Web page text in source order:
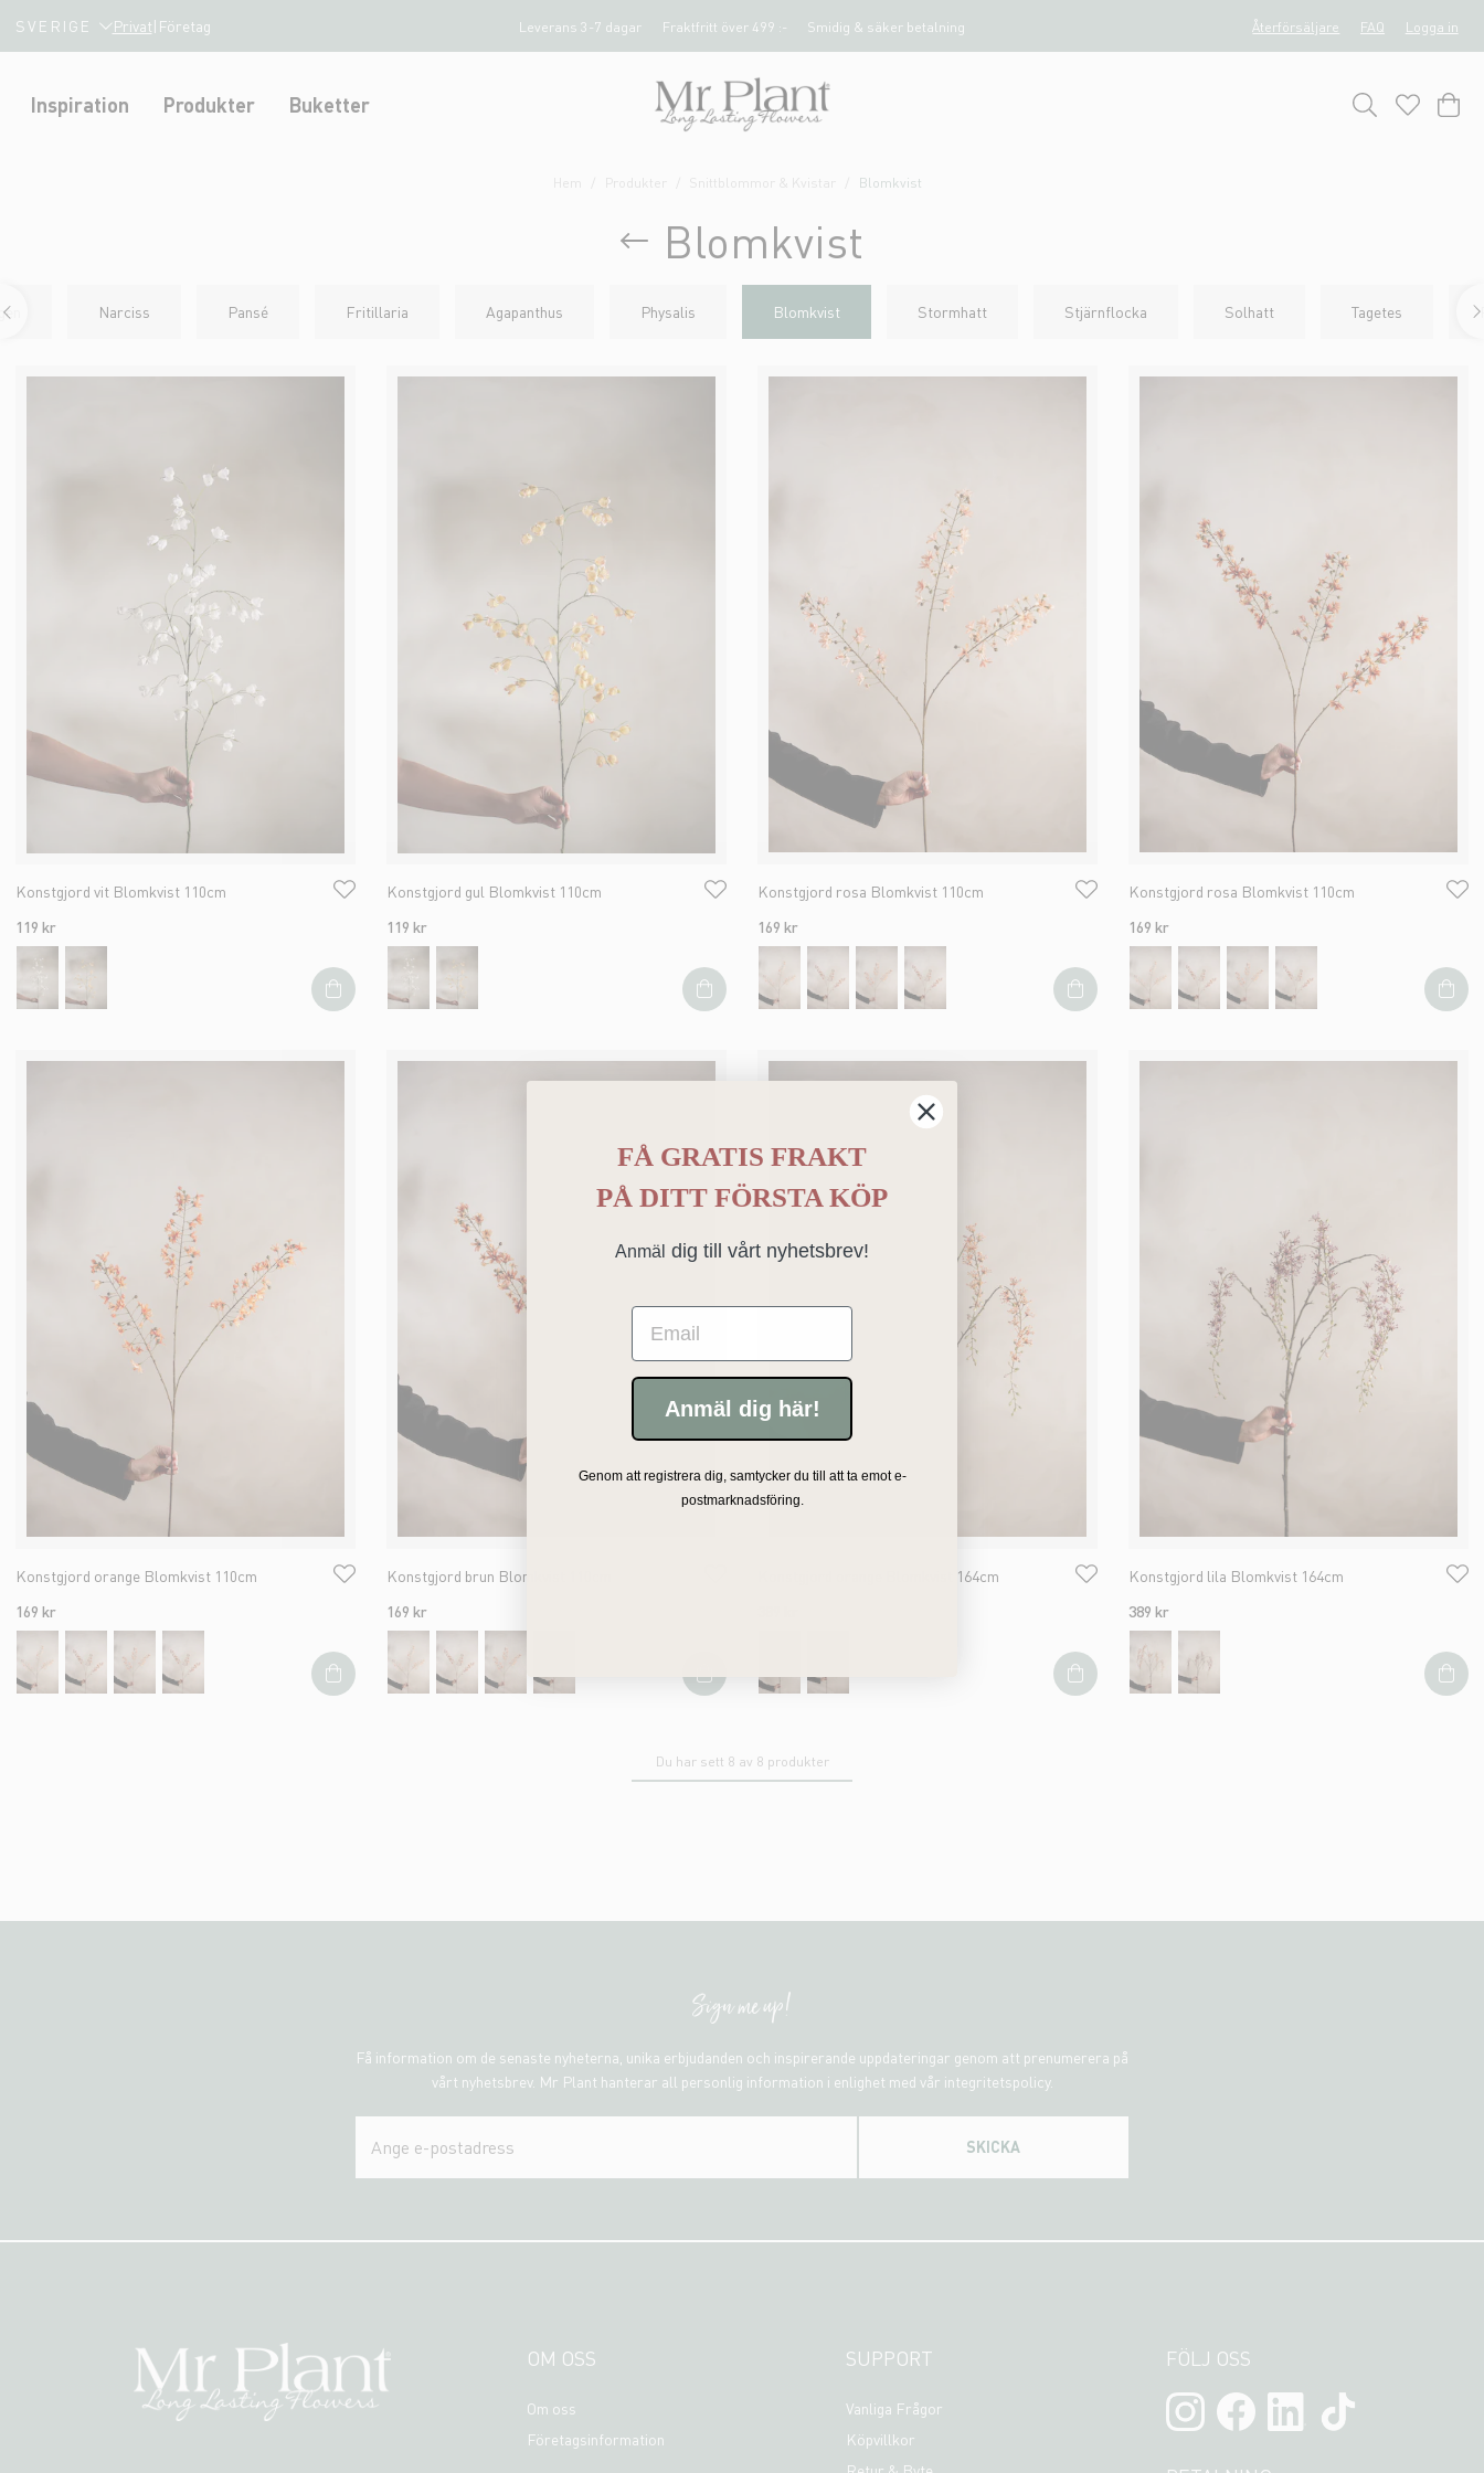
SVERIGE Privat| Företag Leverans 3-7 dagar Fraktfritt över 499 :- Smidig & säker betalning Återförsäljare FAQ Logga in
Inspiration Produkter Buketter
Hem Produkter Snittblommor & Kvistar Blomkvist
Blomkvist
Narciss Pansé Fritillaria Agapanthus Physalis Blomkvist Stormhatt Stjärnflocka Solhatt Tagetes
Konstgjord vit Blomkvist 110cm
119 kr
Konstgjord gul Blomkvist 110cm
119 kr
Konstgjord rosa Blomkvist 110cm
169 kr
Konstgjord rosa Blomkvist 110cm
169 kr
Konstgjord orange Blomkvist 110cm
169 kr
Konstgjord brun Blomkvist 110cm
169 kr
Konstgjord orange Blomkvist 164cm
Konstgjord lila Blomkvist 164cm
389 kr
Du har sett 8 av 8 produkter
Sign me up!
Få information om de senaste nyheterna, unika erbjudanden och inspirerande uppdateringar genom att prenumerera på
vårt nyhetsbrev. Mr Plant hanterar all personlig information i enlighet med vår integritetspolicy.
SKICKA
OM OSS
Om oss
Företagsinformation
SUPPORT
Vanliga Frågor
Köpvillkor
FÖLJ OSS
FÅ GRATIS FRAKT
PÅ DITT FÖRSTA KÖP
Anmäl dig till vårt nyhetsbrev!
Email
Anmäl dig här!
Genom att registrera dig, samtycker du till att ta emot e-
postmarknadsföring.